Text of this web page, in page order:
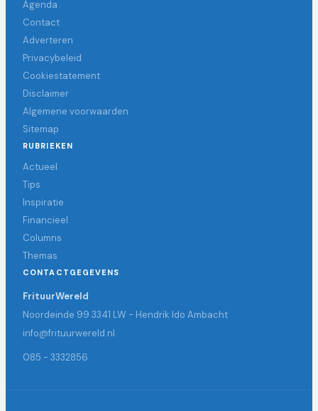
Agenda
Contact
Adverteren
Privacybeleid
Cookiestatement
Disclaimer
Algemene voorwaarden
Sitemap
RUBRIEKEN
Actueel
Tips
Inspiratie
Financieel
Columns
Themas
CONTACTGEGEVENS
FrituurWereld
Noordeinde 99 3341 LW - Hendrik Ido Ambacht
info@frituurwereld.nl
085 - 3332856